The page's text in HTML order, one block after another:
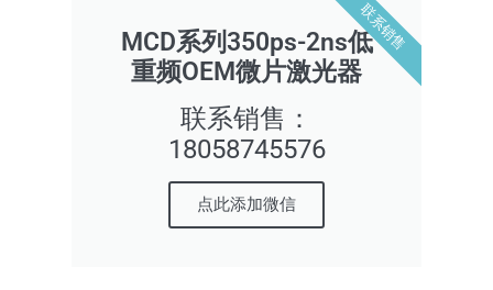
MCD系列350ps-2ns低
重频OEM微片激光器
联系销售：
18058745576
点此添加微信
联系销售